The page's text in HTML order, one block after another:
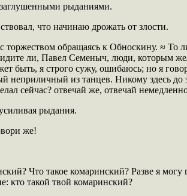
рыданиями.
что начинаю дрожать от злости.
обращаясь к Обноскину. ≈ То
ли, Павел Семеныч, люди, которым
быть, я строго сужу, ошибаюсь; но я
неприличный из танцев. Никому здесь до
сейчас? отвечай же, отвечай
рыдания.
же!
Что такое комаринский? Разве я могу
кто такой твой комаринский?